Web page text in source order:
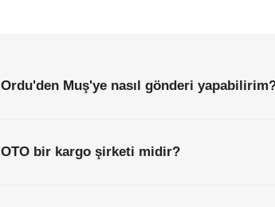
Ordu'den Muş'ye nasıl gönderi
OTO bir kargo şirketi midir?